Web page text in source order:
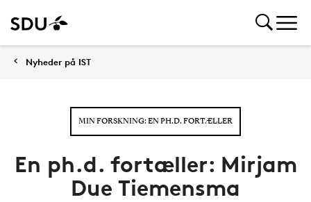
Nyheder på IST
MIN FORSKNING: EN PH.D. FORTÆLLER
En ph.d. fortæller: Mirjam
Due Tiemensma